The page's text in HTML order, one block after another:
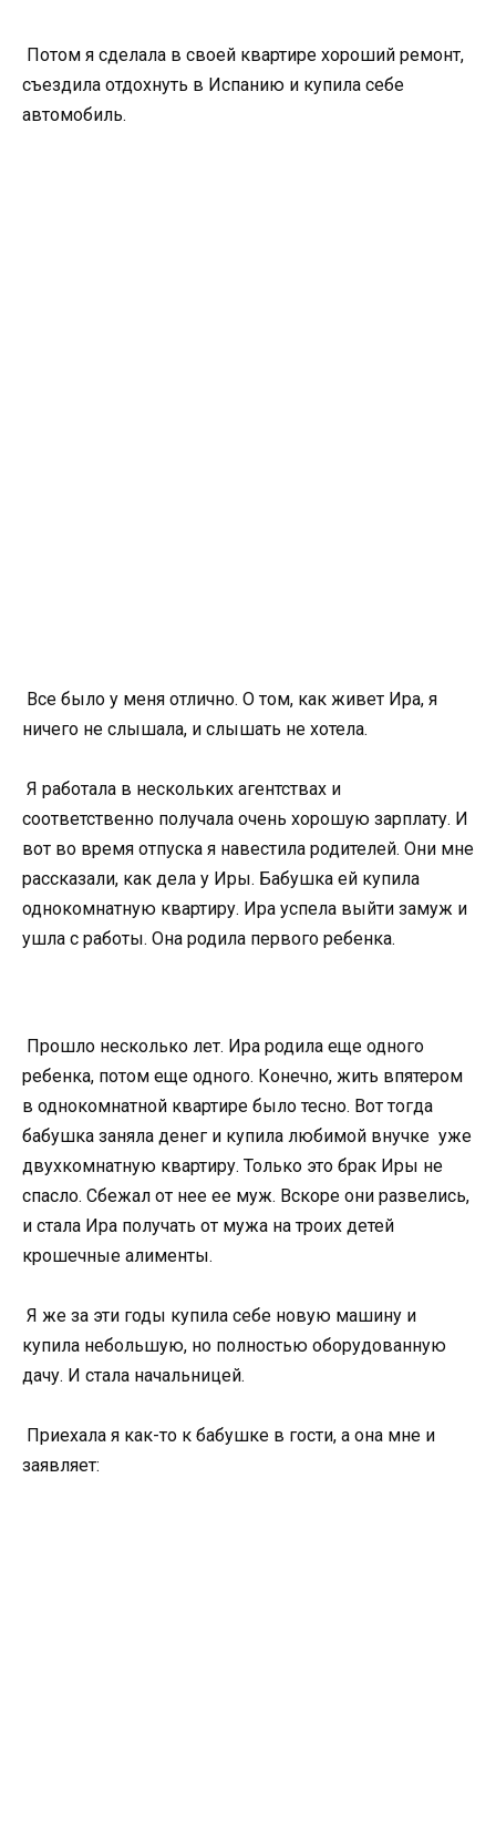
Потом я сделала в своей квартире хороший ремонт,
съездила отдохнуть в Испанию и купила себе
автомобиль.
Все было у меня отлично. О том, как живет Ира, я
ничего не слышала, и слышать не хотела.
Я работала в нескольких агентствах и
соответственно получала очень хорошую зарплату. И
вот во время отпуска я навестила родителей. Они мне
рассказали, как дела у Иры. Бабушка ей купила
однокомнатную квартиру. Ира успела выйти замуж и
ушла с работы. Она родила первого ребенка.
Прошло несколько лет. Ира родила еще одного
ребенка, потом еще одного. Конечно, жить впятером
в однокомнатной квартире было тесно. Вот тогда
бабушка заняла денег и купила любимой внучке уже
двухкомнатную квартиру. Только это брак Иры не
спасло. Сбежал от нее ее муж. Вскоре они развелись,
и стала Ира получать от мужа на троих детей
крошечные алименты.
Я же за эти годы купила себе новую машину и
купила небольшую, но полностью оборудованную
дачу. И стала начальницей.
Приехала я как-то к бабушке в гости, а она мне и
заявляет: